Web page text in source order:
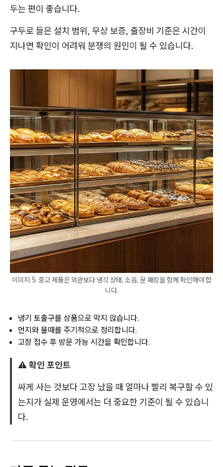
두는 편이 좋습니다.
구두로 들은 설치 범위, 무상 보증, 출장비 기준은 시간이
지나면 확인이 어려워 분쟁의 원인이 될 수 있습니다.
이미지 5. 중고 제품은 외관보다 냉각 상태, 소음, 문 패킹을 함께 확인해야 합
니다.
냉기 토출구를 상품으로 막지 않습니다.
먼지와 물때를 주기적으로 정리합니다.
고장 접수 후 방문 가능 시간을 확인합니다.
⚠️ 확인 포인트
싸게 사는 것보다 고장 났을 때 얼마나 빨리 복구할 수 있
는지가 실제 운영에서는 더 중요한 기준이 될 수 있습니
다.